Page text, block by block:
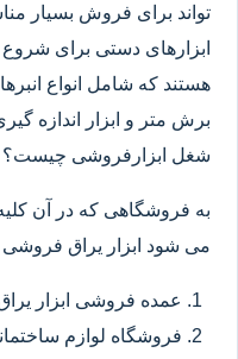
تواند برای فروش بسیار
ابزارهای دستی برای
هستند که شامل انواع
برش متر و ابزار اندازه
شغل ابزارفروشی چیست؟
به فروشگاهی که در آن
می شود ابزار یراق فروشی
عمده فروشی ابزار
فروشگاه لوازم